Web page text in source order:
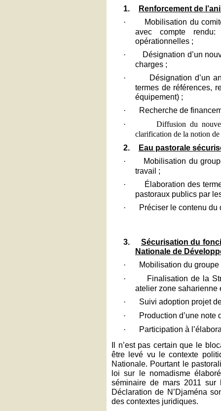
1.
Renforcement de
·
Mobilisation du
avec compte
opérationnelles ;
·
Désignation d’un
charges ;
·
Désignation d’un
termes de références,
équipement) ;
· Recherche de
·
Diffusion du
clarification de la notion
2. Eau pastorale
·
Mobilisation du
travail ;
·
Élaboration des
pastoraux publics par
· Préciser le contenu du
3.
Sécurisation du
Nationale de
· Mobilisation du
·
Finalisation de la
atelier zone saharienne
· Suivi adoption projet
· Production d’une note
·
Participation à
Il n’est pas certain que le
être levé vu le contexte
Nationale. Pourtant le
loi sur le nomadisme
séminaire de mars 2011 sur
Déclaration de N’Djaména
des contextes juridiques.